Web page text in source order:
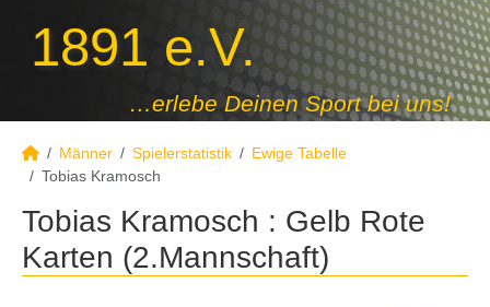
1891 e.V.
…erlebe Deinen Sport bei uns!
Männer Spielerstatistik
Ewige Tabelle
Tobias Kramosch
Tobias Kramosch : Gelb Rote
Karten (2.Mannschaft)